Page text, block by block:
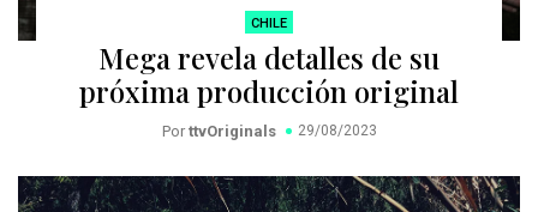
CHILE
Mega revela detalles de su
próxima producción original
Por ttvOriginals 29/08/2023